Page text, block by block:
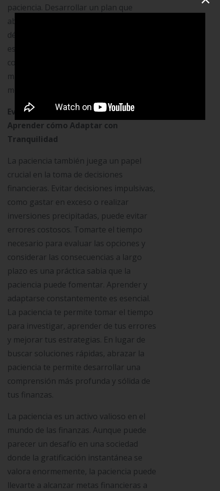
paciencia. Desarrollar un plan que
abarque objetivos a varios años o
décadas requiere una visión paciente y
estratégica. Al establecer hitos y trabajar
constantemente hacia ellos, podrás
mantener el rumbo incluso en
momentos de incertidumbre.
Evitar Decisiones Impulsivas y
Aprender cómo Adaptar con
Tranquilidad
La paciencia también juega un papel
crucial en la toma de decisiones
financieras. Evitar decisiones impulsivas,
como gastar en exceso o realizar
inversiones precipitadas, puede evitar
errores costosos. Tomarte el tiempo
necesario para evaluar las opciones y
considerar las consecuencias a largo
plazo es una práctica sabia que la
paciencia puede fomentar. Aprender y
adaptarse constantemente es esencial.
La paciencia te permite tomar el tiempo
para investigar, aprender de tus errores
y mejorar tus estrategias. En lugar de
buscar soluciones rápidas, abrazar la
paciencia te permite desarrollar una
comprensión más profunda y sólida de
tus finanzas.
La paciencia es un activo valioso en el
mundo de las finanzas. Aunque puede
parecer un desafío en una sociedad
donde la gratificación instantánea se
valora enormemente, la paciencia puede
llevarte a alcanzar metas financieras a